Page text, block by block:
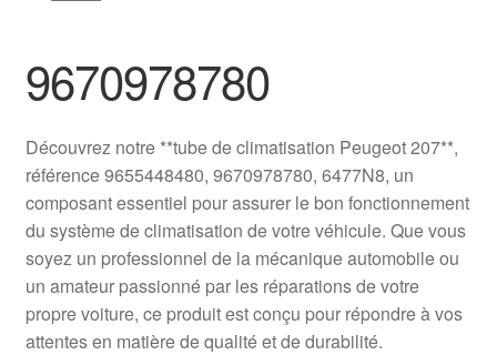
Livraison
Livraison internationale
Mon compte
Paiements
Panier
9670978780
Découvrez notre **tube de climatisation Peugeot 207**,
référence 9655448480, 9670978780, 6477N8, un
composant essentiel pour assurer le bon fonctionnement
du système de climatisation de votre véhicule. Que vous
soyez un professionnel de la mécanique automobile ou
un amateur passionné par les réparations de votre
propre voiture, ce produit est conçu pour répondre à vos
attentes en matière de qualité et de durabilité.